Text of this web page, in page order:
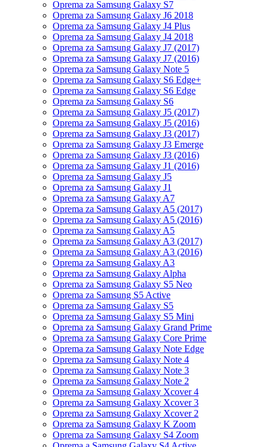
Oprema za Samsung Galaxy S7
Oprema za Samsung Galaxy J6 2018
Oprema za Samsung Galaxy J4 Plus
Oprema za Samsung Galaxy J4 2018
Oprema za Samsung Galaxy J7 (2017)
Oprema za Samsung Galaxy J7 (2016)
Oprema za Samsung Galaxy Note 5
Oprema za Samsung Galaxy S6 Edge+
Oprema za Samsung Galaxy S6 Edge
Oprema za Samsung Galaxy S6
Oprema za Samsung Galaxy J5 (2017)
Oprema za Samsung Galaxy J5 (2016)
Oprema za Samsung Galaxy J3 (2017)
Oprema za Samsung Galaxy J3 Emerge
Oprema za Samsung Galaxy J3 (2016)
Oprema za Samsung Galaxy J1 (2016)
Oprema za Samsung Galaxy J5
Oprema za Samsung Galaxy J1
Oprema za Samsung Galaxy A7
Oprema za Samsung Galaxy A5 (2017)
Oprema za Samsung Galaxy A5 (2016)
Oprema za Samsung Galaxy A5
Oprema za Samsung Galaxy A3 (2017)
Oprema za Samsung Galaxy A3 (2016)
Oprema za Samsung Galaxy A3
Oprema za Samsung Galaxy Alpha
Oprema za Samsung Galaxy S5 Neo
Oprema za Samsung S5 Active
Oprema za Samsung Galaxy S5
Oprema za Samsung Galaxy S5 Mini
Oprema za Samsung Galaxy Grand Prime
Oprema za Samsung Galaxy Core Prime
Oprema za Samsung Galaxy Note Edge
Oprema za Samsung Galaxy Note 4
Oprema za Samsung Galaxy Note 3
Oprema za Samsung Galaxy Note 2
Oprema za Samsung Galaxy Xcover 4
Oprema za Samsung Galaxy Xcover 3
Oprema za Samsung Galaxy Xcover 2
Oprema za Samsung Galaxy K Zoom
Oprema za Samsung Galaxy S4 Zoom